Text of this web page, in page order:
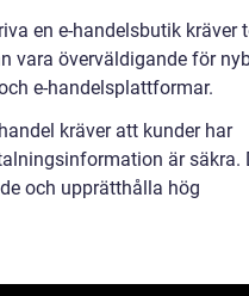
en e-handelsbutik kräver
vara överväldigande för
e-handelsplattformar.
kräver att kunder har
är säkra.
och upprätthålla hög